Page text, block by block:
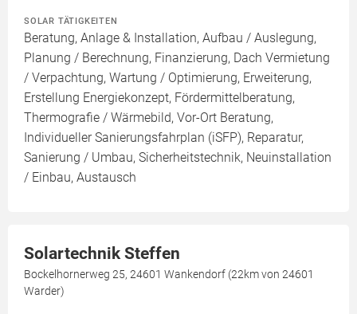
SOLAR TÄTIGKEITEN
Beratung, Anlage & Installation, Aufbau / Auslegung,
Planung / Berechnung, Finanzierung, Dach Vermietung
/ Verpachtung, Wartung / Optimierung, Erweiterung,
Erstellung Energiekonzept, Fördermittelberatung,
Thermografie / Wärmebild, Vor-Ort Beratung,
Individueller Sanierungsfahrplan (iSFP), Reparatur,
Sanierung / Umbau, Sicherheitstechnik, Neuinstallation
/ Einbau, Austausch
Solartechnik Steffen
Bockelhornerweg 25, 24601 Wankendorf (22km von 24601
Warder)